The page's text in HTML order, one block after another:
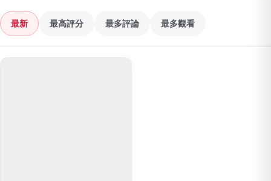
最新 最高評分 最多評論 最多觀看